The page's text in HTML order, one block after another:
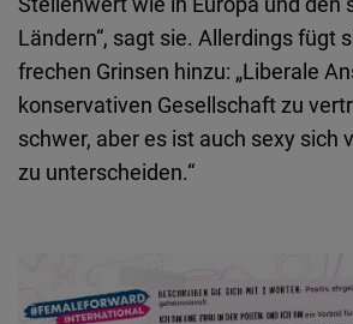
Ländern“, sagt sie. Allerdings fügt
frechen Grinsen hinzu: „Liberale
konservativen Gesellschaft zu
schwer, aber es ist auch sexy sich
zu unterscheiden.“